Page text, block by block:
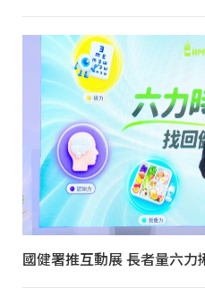
國健署推互動展 長者量六力